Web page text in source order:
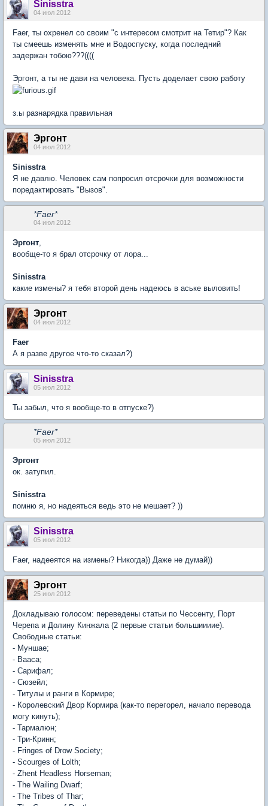
Sinisstra
04 июл 2012
Faer, ты охренел со своим "с интересом смотрит на Тетир"? Как
ты смеешь изменять мне и Водоспуску, когда последний
задержан тобою???((((
Эргонт, а ты не дави на человека. Пусть доделает свою работу
з.ы разнарядка правильная
Эргонт
04 июл 2012
Sinisstra
Я не давлю. Человек сам попросил отсрочки для возможности
поредактировать "Вызов".
*Faer*
04 июл 2012
Эргонт,
вообще-то я брал отсрочку от лора...
Sinisstra
какие измены? я тебя второй день надеюсь в аське выловить!
Эргонт
04 июл 2012
Faer
А я разве другое что-то сказал?)
Sinisstra
05 июл 2012
Ты забыл, что я вообще-то в отпуске?)
*Faer*
05 июл 2012
Эргонт
ок. затупил.
Sinisstra
помню я, но надеяться ведь это не мешает? ))
Sinisstra
05 июл 2012
Faer, надееятся на измены? Никогда)) Даже не думай))
Эргонт
25 июл 2012
Докладываю голосом: переведены статьи по Чессенту, Порт
Черепа и Долину Кинжала (2 первые статьи большиииие).
Свободные статьи:
- Муншае;
- Вааса;
- Сарифал;
- Сюзейл;
- Титулы и ранги в Кормире;
- Королевский Двор Кормира (как-то перегорел, начало перевода
могу кинуть);
- Тармалюн;
- Три-Кринн;
- Fringes of Drow Society;
- Scourges of Lolth;
- Zhent Headless Horseman;
- The Wailing Dwarf;
- The Tribes of Thar;